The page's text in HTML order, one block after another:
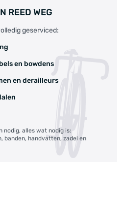
REED WEG
geserviced:
en bowdens
en derailleurs
nodig, alles wat nodig is:
banden, handvatten, zadel en